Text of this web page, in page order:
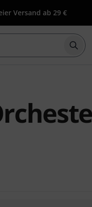
Versand ab 29 €